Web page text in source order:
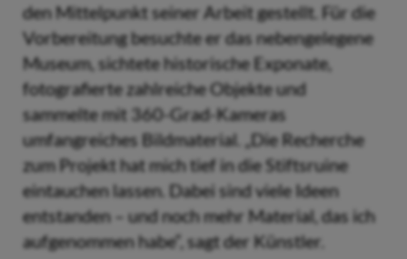
den Mittelpunkt seiner Arbeit gestellt. Für die
Vorbereitung besuchte er das nebengelegene
Museum, sichtete historische Exponate,
fotografierte zahlreiche Objekte und
sammelte mit 360-Grad-Kameras
umfangreiches Bildmaterial. „Die Recherche
zum Projekt hat mich tief in die Stiftsruine
eintauchen lassen. Dabei sind viele Ideen
entstanden – und noch mehr Material, das ich
aufgenommen habe“, sagt der Künstler.